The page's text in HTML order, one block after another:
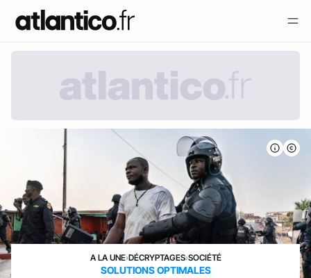
A LA UNE›DÉCRYPTAGES›SOCIÉTÉ
SOLUTIONS OPTIMALES